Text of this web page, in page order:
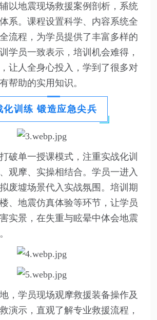
以地震现场救援案例剖析，系统
系。课程设置科学、内容系统全
流程，为学员提供了丰富多样的
学员一致表示，培训机会难得，
让人全身心投入，学到了很多对
帮助的实用知识。
化训练 锻造应急尖兵
破单一授课模式，注重实战化训
观摩、实操相结合。学员一进入
废墟场景代入实战氛围。培训期
、地震仿真体验等环节，让学员
实景，在失重与眩晕中体会地震
，学员现场观摩救援装备操作及
演示，直观了解专业救援流程，